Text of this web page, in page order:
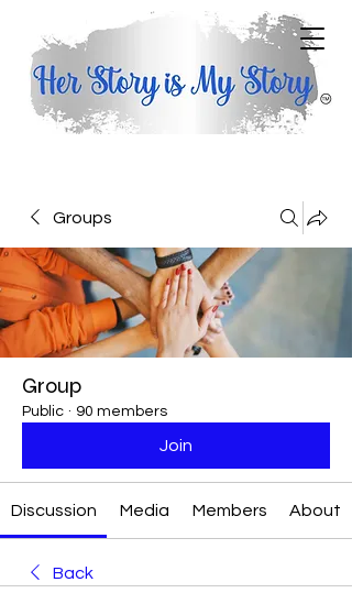
Groups
Group
Public · 90 members
Join
Discussion Media Members About
Back